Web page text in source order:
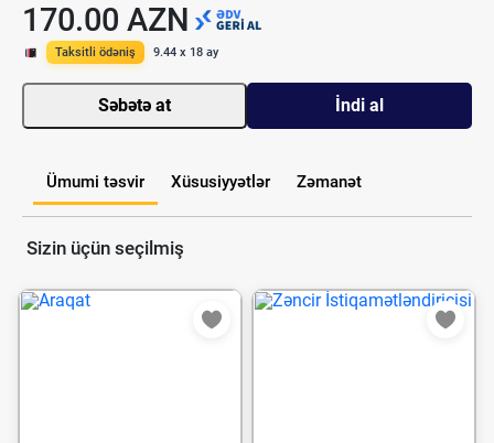
170.00 AZN
Taksitli ödəniş 9.44 x 18 ay
Səbətə at İndi al
Ümumi təsvir Xüsusiyyətlər Zəmanət
Sizin üçün seçilmiş